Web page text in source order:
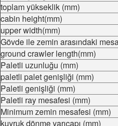
toplam yükseklik (mm)
cabin height(mm)
upper width(mm)
Gövde ile zemin arasındaki
ground crawler length(mm)
Paletli uzunluğu (mm)
paletli palet genişliği (mm)
Paletli genişliği (mm)
Paletli ray mesafesi (mm)
Minimum zemin mesafesi (mm)
kuyruk dönme yarıçapı (mm)